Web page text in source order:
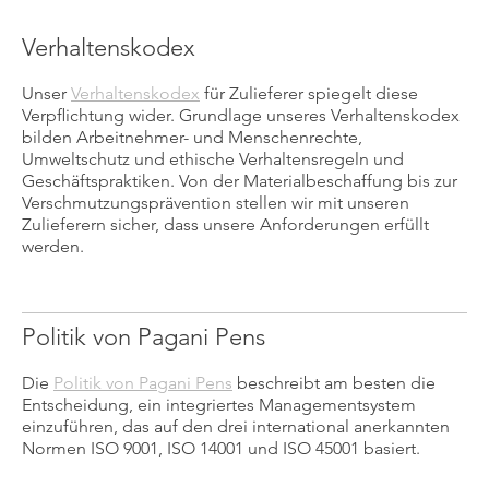
Verhaltenskodex
Unser Verhaltenskodex für Zulieferer spiegelt diese
Verpflichtung wider. Grundlage unseres Verhaltenskodex
bilden Arbeitnehmer- und Menschenrechte,
Umweltschutz und ethische Verhaltensregeln und
Geschäftspraktiken. Von der Materialbeschaffung bis zur
Verschmutzungsprävention stellen wir mit unseren
Zulieferern sicher, dass unsere Anforderungen erfüllt
werden.
Politik von Pagani Pens
Die Politik von Pagani Pens beschreibt am besten die
Entscheidung, ein integriertes Managementsystem
einzuführen, das auf den drei international anerkannten
Normen ISO 9001, ISO 14001 und ISO 45001 basiert.